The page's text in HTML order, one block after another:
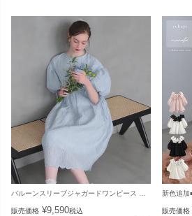
販売価格 ¥9,590税込 販売価格